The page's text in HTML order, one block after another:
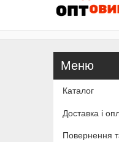
Каталог
Доставка і
Повернення